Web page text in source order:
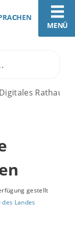
MENÜ
Digitales Rathaus
gestellt
Landes